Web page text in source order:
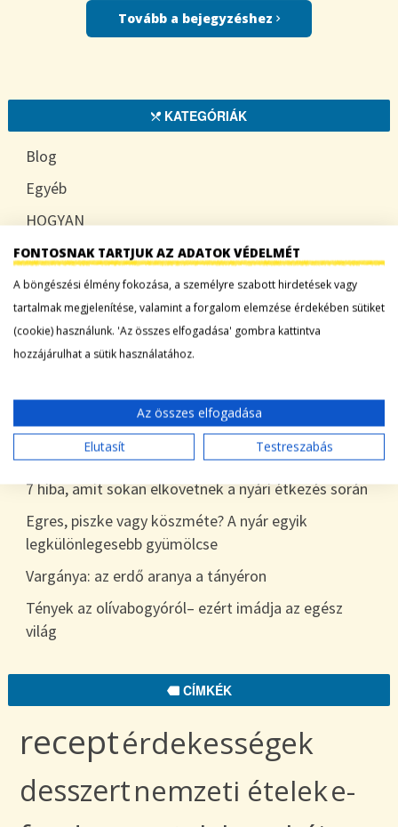
Tovább a bejegyzéshez
KATEGÓRIÁK
Blog
Egyéb
HOGYAN
TUDATOSAN
LEGFRISSEBB BEJEGYZÉSEK
desszert
Tökszezon: sokoldalú alapanyagok a nyártól
egészen télig
7 hiba, amit sokan elkövetnek a nyári étkezés során
Egres, piszke vagy köszméte? A nyár egyik
legkülönlegesebb gyümölcse
Vargánya: az erdő aranya a tányéron
Tények az olívabogyóról– ezért imádja az egész
világ
CÍMKÉK
receptérdekességek
desszertnemzeti ételeke-
FONTOSNAK TARTJUK AZ ADATOK VÉDELMÉT
A böngészési élmény fokozása, a személyre szabott hirdetések vagy
tartalmak megjelenítése, valamint a forgalom elemzése érdekében sütiket
(cookie) használunk. 'Az összes elfogadása' gombra kattintva
hozzájárulhat a sütik használatához.
Az összes elfogadása
Elutasít
Testreszabás